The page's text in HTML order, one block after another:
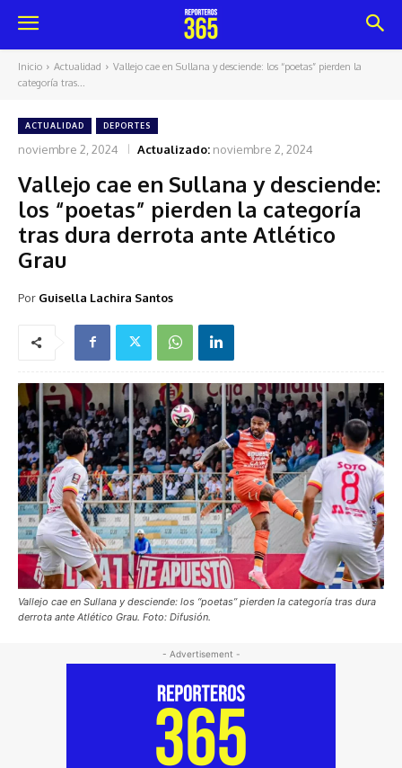
Inicio Actualidad
Vallejo cae en Sullana y desciende: los “poetas” pierden la
categoría tras...
ACTUALIDAD DEPORTES
noviembre 2, 2024 Actualizado: noviembre 2, 2024
Vallejo cae en Sullana y desciende:
los “poetas” pierden la categoría
tras dura derrota ante Atlético
Grau
Por Guisella Lachira Santos
Vallejo cae en Sullana y desciende: los “poetas” pierden la categoría tras dura
derrota ante Atlético Grau. Foto: Difusión.
- Advertisement -